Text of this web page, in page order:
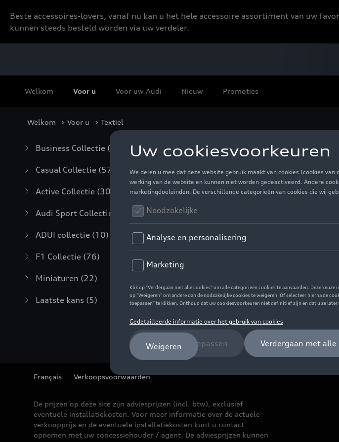
Beste accessoires-lovers, vanaf nu kan u het hele accessoire assortiment van uw
kunnen steeds besteld worden via uw verdeler.
Welkom Voor u Voor uw Audi Nieuw Promoties
Welkom > Voor u > Textiel
Business Collectie (59)
Casual Collectie (57)
Active Collectie (30)
Audi Sport Collectie
ADUI collectie (10)
F1 Collectie (76)
Miniaturen (22)
Laatste kans (5)
Textiel
Français Verkoopsvoorwaarden
De prijzen op deze site zijn adviesprijzen (incl. btw), exclusief
eventuele installatiekosten. Voor meer informatie over de actuele
verkoopprijs en de eventuele installatiekosten kunt u contact
opnemen met uw concessiehouder / agent. De adviesprijzen kunnen